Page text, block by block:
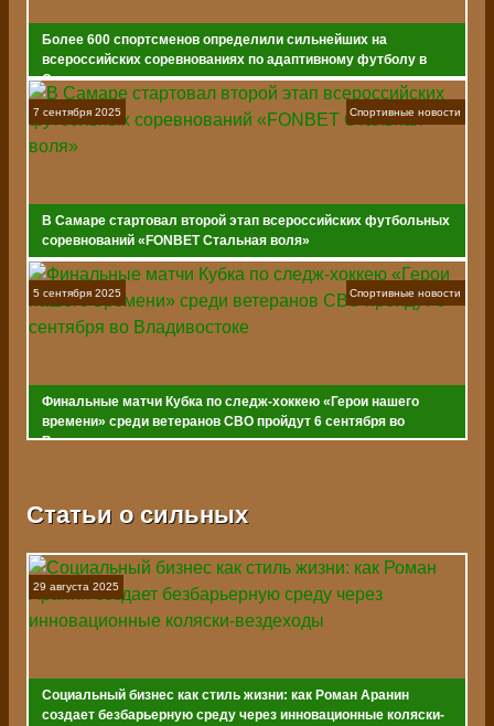
Более 600 спортсменов определили сильнейших на
всероссийских соревнованиях по адаптивному футболу в
Самаре
7 сентября 2025
В Самаре стартовал второй этап всероссийских футбольных
соревнований «FONBET Стальная воля»
Спортивные новости
5 сентября 2025
Финальные матчи Кубка по следж-хоккею «Герои нашего
времени» среди ветеранов СВО пройдут 6 сентября во
Владивостоке
Спортивные новости
Статьи о сильных
29 августа 2025
Социальный бизнес как стиль жизни: как Роман Аранин
создает безбарьерную среду через инновационные коляски-